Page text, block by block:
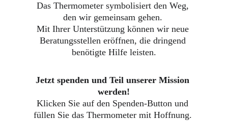
Das Thermometer symbolisiert den Weg,
den wir gemeinsam gehen.
Mit Ihrer Unterstützung können wir neue
Beratungsstellen eröffnen, die dringend
benötigte Hilfe leisten.
Jetzt spenden und Teil unserer Mission
werden!
Klicken Sie auf den Spenden-Button und
füllen Sie das Thermometer mit Hoffnung.